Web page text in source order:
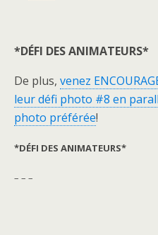
*DÉFI DES ANIMATEURS*
De plus, venez
leur défi photo #8 en
photo préférée!
*DÉFI DES ANIMATEURS*
– – –